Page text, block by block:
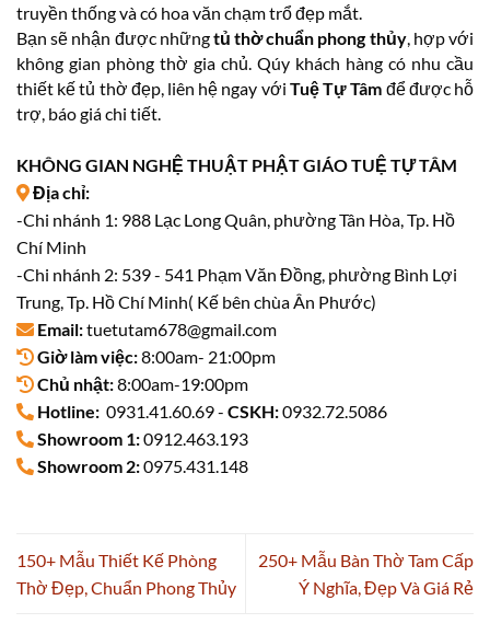
truyền thống và có hoa văn chạm trổ đẹp mắt.
Bạn sẽ nhận được nhữngtủ thờ chuẩn phong thủy, hợp với
không gian phòng thờ gia chủ. Qúy khách hàng có nhu cầu
thiết kế tủ thờ đẹp, liên hệ ngay với Tuệ Tự Tâm để được hỗ
trợ, báo giá chi tiết.
KHÔNG GIAN NGHỆ THUẬT PHẬT GIÁO TUỆ TỰ TÂM
Địa chỉ:
-Chi nhánh 1: 988 Lạc Long Quân, phường Tân Hòa, Tp. Hồ
Chí Minh
-Chi nhánh 2: 539 - 541 Phạm Văn Đồng, phường Bình Lợi
Trung, Tp. Hồ Chí Minh( Kế bên chùa Ân Phước)
Email:tuetutam678@gmail.com
Giờ làm việc:8:00am- 21:00pm
Chủ nhật:8:00am-19:00pm
Hotline: 0931.41.60.69 - CSKH:0932.72.5086
Showroom 1:0912.463.193
Showroom 2:0975.431.148
150+ Mẫu Thiết Kế Phòng
Thờ Đẹp, Chuẩn Phong Thủy
250+ Mẫu Bàn Thờ Tam Cấp
Ý Nghĩa, Đẹp Và Giá Rẻ